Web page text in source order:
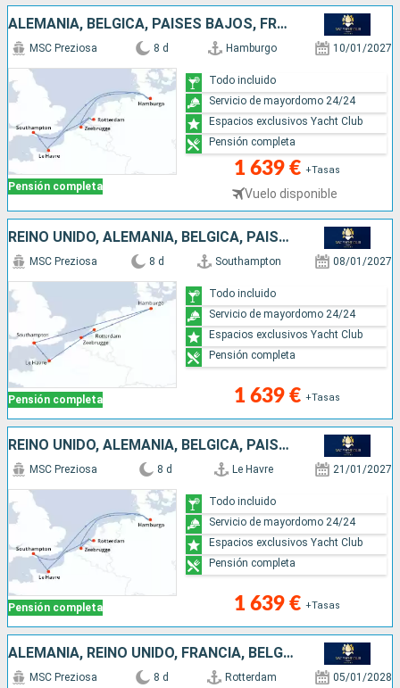
ALEMANIA, BÉLGICA, PAISES BAJOS, FRANCIA, REINO UNIDO
Pensión completa
MSC Preziosa 8 d Hamburgo 10/01/2027
1 639 € +Tasas
Vuelo disponible
Todo incluido
Servicio de mayordomo 24/24
Espacios exclusivos Yacht Club
Pensión completa
REINO UNIDO, ALEMANIA, BÉLGICA, PAISES BAJOS, FRANCIA
Pensión completa
MSC Preziosa 8 d Southampton 08/01/2027
1 639 € +Tasas
Todo incluido
Servicio de mayordomo 24/24
Espacios exclusivos Yacht Club
Pensión completa
REINO UNIDO, ALEMANIA, BÉLGICA, PAISES BAJOS, FRANCIA
Pensión completa
MSC Preziosa 8 d Le Havre 21/01/2027
1 639 € +Tasas
Todo incluido
Servicio de mayordomo 24/24
Espacios exclusivos Yacht Club
Pensión completa
ALEMANIA, REINO UNIDO, FRANCIA, BÉLGICA, PAISES BAJOS
MSC Preziosa 8 d Rotterdam 05/01/2028